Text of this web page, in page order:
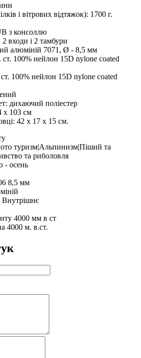
і вітрових відтяжок): 1700 г.
з консоллю
входи і 2 тамбури
алюміній 7071, Ø - 8,5 мм
100% нейлон 15D nylone coated
100% нейлон 15D nylone coated
дихаючий поліестер
х 103 см
42 х 17 х 15 см.
туризм|Альпинизм|Піший та
та риболовля
- осень
8,5 мм
Внутрішнє
4000 мм в ст
4000 м. в.ст.